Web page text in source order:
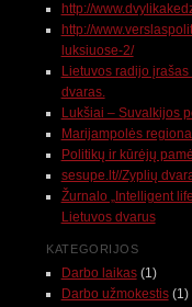
http://
http://
luksiuose-2/
Lietuvos radijo
dvaras.
Lukšiai – Suvalkijos
Marijampolės
Politikų ir kūrėjų
sesupe.lt//Zyplių
Žurnalo „Intelligent
Lietuvos dvarus
KATEGORIJOS
Darbo laikas(1)
Darbo užmokestis(1)